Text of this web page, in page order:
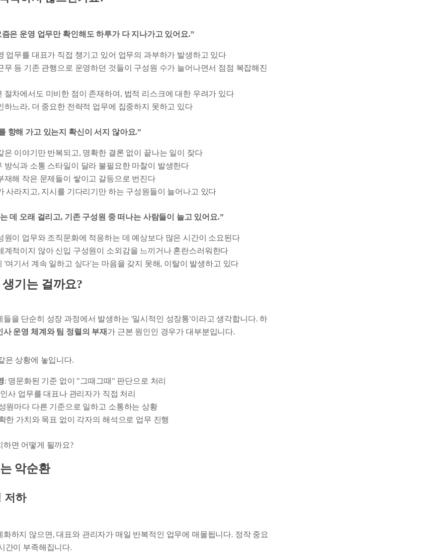
은 운영 업무만 확인해도 하루가 다 지나가고 있어요.”
업무를 대표가 직접 챙기고 있어 업무의 과부하가 발생하고 있다
무 등 기존 관행으로 운영하던 것들이 구성원 수가 늘어나면서 점점 복잡해진
절차에서도 미비한 점이 존재하여, 법적 리스크에 대한 우려가 있다
하느라, 더 중요한 전략적 업무에 집중하지 못하고 있다
향해 가고 있는지 확신이 서지 않아요.”
은 이야기만 반복되고, 명확한 결론 없이 끝나는 일이 잦다
방식과 소통 스타일이 달라 불필요한 마찰이 발생한다
재해 작은 문제들이 쌓이고 갈등으로 번진다
사라지고, 지시를 기다리기만 하는 구성원들이 늘어나고 있다
데 오래 걸리고, 기존 구성원 중 떠나는 사람들이 늘고 있어요.”
원이 업무와 조직문화에 적응하는 데 예상보다 많은 시간이 소요된다
계적이지 않아 신입 구성원이 소외감을 느끼거나 혼란스러워한다
'여기서 계속 일하고 싶다'는 마음을 갖지 못해, 이탈이 발생하고 있다
기는 걸까요?
들을 단순히 성장 과정에서 발생하는 '일시적인 성장통'이라고 생각합니다. 하
사 운영 체계와 팀 정렬의 부재 가 근본 원인인 경우가 대부분입니다.
은 상황에 놓입니다.
: 명문화된 기준 없이 "그때그때" 판단으로 처리
사 업무를 대표나 관리자가 직접 처리
원마다 다른 기준으로 일하고 소통하는 상황
한 가치와 목표 없이 각자의 해석으로 업무 진행
면 어떻게 될까요?
악순환
저하
하지 않으면, 대표와 관리자가 매일 반복적인 업무에 매몰됩니다. 정작 중요
간이 부족해집니다.